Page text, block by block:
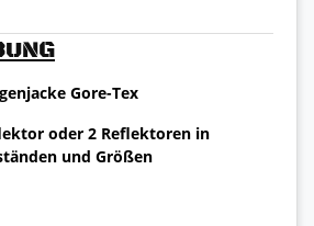
Gore-Tex
oder 2 Reflektoren in
und Größen